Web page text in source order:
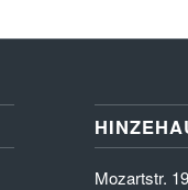
Mozartstr. 19